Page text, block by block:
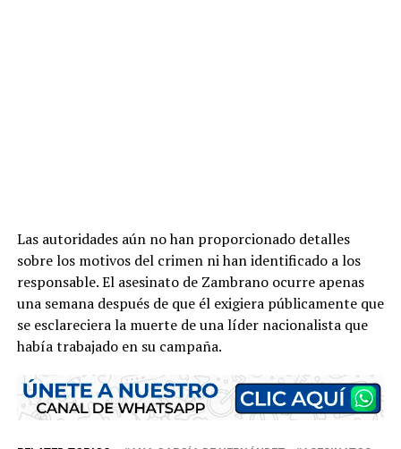
Las autoridades aún no han proporcionado detalles
sobre los motivos del crimen ni han identificado a los
responsable. El asesinato de Zambrano ocurre apenas
una semana después de que él exigiera públicamente que
se esclareciera la muerte de una líder nacionalista que
había trabajado en su campaña.